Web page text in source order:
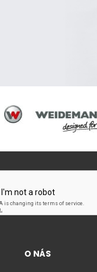
Weidemann
O NÁS